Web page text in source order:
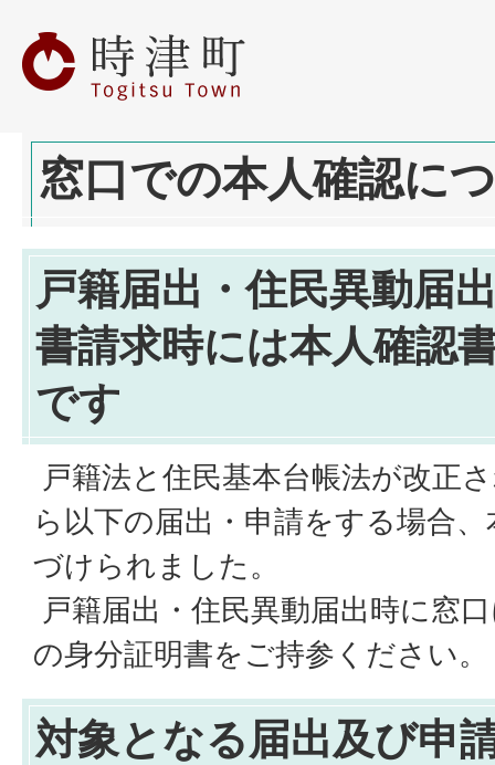
窓口での本人確認に
戸籍届出・住民異動届
書請求時には本人確認
です
戸籍法と住民基本台帳法が改正
ら以下の届出・申請をする場合
づけられました。
戸籍届出・住民異動届出時に窓
の身分証明書をご持参ください。
対象となる届出及び申